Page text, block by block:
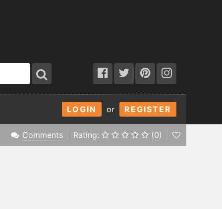
LOGIN or REGISTER
Comments Rating: (0)